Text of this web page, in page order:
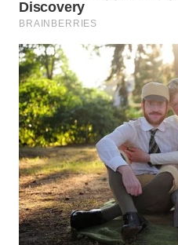
WN
SURABAYA
WN
NATUNA
WN
BINTAN
WN
MANDALIKA